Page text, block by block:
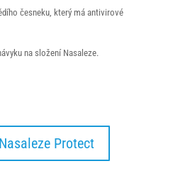
česneku, který má antivirové
na složení Nasaleze.
Protect